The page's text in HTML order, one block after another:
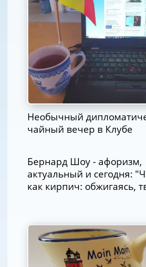
Необычный
чайный вечер в Клубе
Бернард Шоу - афоризм,
актуальный и сегодня:
как кирпич: обжигаясь,